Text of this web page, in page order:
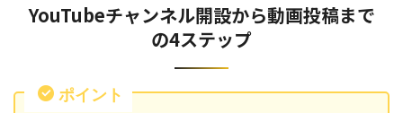
YouTubeチャンネル開設から動画投稿まで
の4ステップ
ポイント